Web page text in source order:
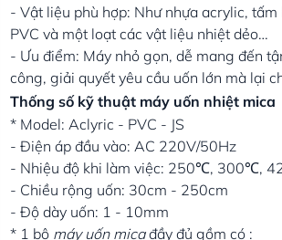
- Vật liệu phù hợp: Như nhựa acrylic, tấm
PVC và một loạt các vật liệu nhiệt dẻo…
- Ưu điểm: Máy nhỏ gọn, dễ mang đến
công, giải quyết yêu cầu uốn lớn mà lại
Thống số kỹ thuật máy uốn nhiệt mica
* Model: Aclyric - PVC - JS
- Điện áp đầu vào: AC 220V/50Hz
- Nhiệu độ khi làm việc: 250℃, 300℃,
- Chiều rộng uốn: 30cm - 250cm
- Độ dày uốn: 1 - 10mm
* 1 bộ máy uốn micađầy đủ gồm có :